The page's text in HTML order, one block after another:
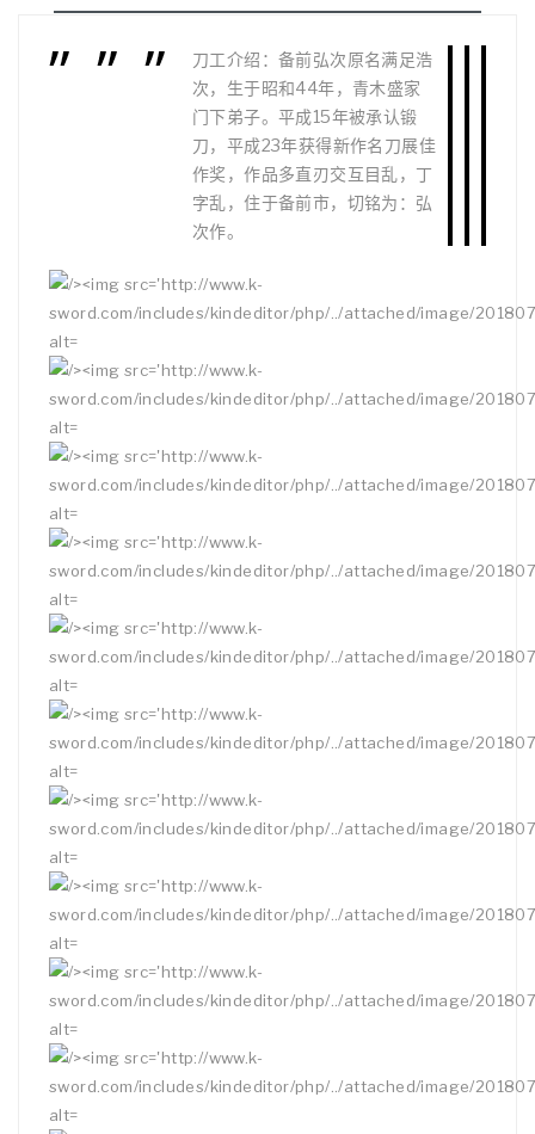
刀工介绍：备前弘次原名满足浩
次，生于昭和44年，青木盛家
门下弟子。平成15年被承认锻
刀，平成23年获得新作名刀展佳
作奖，作品多直刃交互目乱，丁
字乱，住于备前市，切铭为：弘
次作。